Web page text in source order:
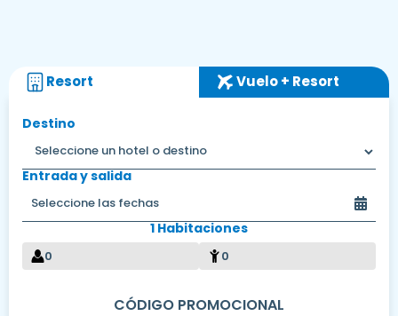
Resort Vuelo + Resort
Destino
Entrada y salida
1 Habitaciones
0 0